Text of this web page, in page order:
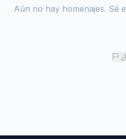
Aún no hay homenajes. Sé